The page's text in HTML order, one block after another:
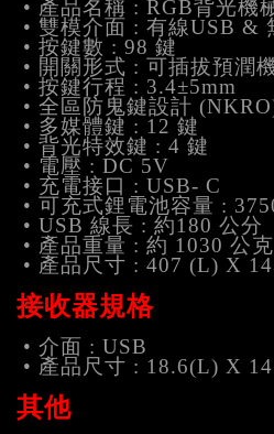
• 產品名稱 : RGB背光機
• 雙模介面 : 有線USB &
• 按鍵數 : 98 鍵
• 開關形式 : 可插拔預潤
• 按鍵行程 : 3.4±5mm
• 全區防鬼鍵設計
• 多媒體鍵 : 12 鍵
• 背光特效鍵 : 4 鍵
• 電壓 : DC 5V
• 充電接口 : USB- C
• 可充式鋰電池容量 :
• USB 線長 : 約180 公分
• 產品重量 : 約 1030 公克
• 產品尺寸 : 407 (L) X
接收器規格
• 介面 : USB
• 產品尺寸 : 18.6(L) X
其他